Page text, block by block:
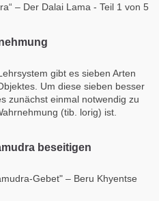
– Der Dalai Lama - Teil 1 von 5
gibt es sieben Arten
Um diese sieben besser
zunächst einmal notwendig zu
(tib. lorig) ist.
beseitigen
Gebet" – Beru Khyentse